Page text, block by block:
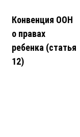
Конвенция ООН
о правах
ребенка (статья
12)